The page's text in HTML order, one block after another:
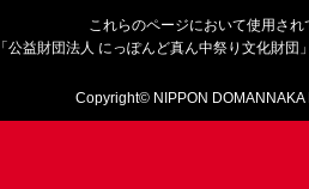
これらのページにおいて使用さ
「公益財団法人 にっぽんど真ん中祭り文化財
Copyright© NIPPON DOMANNAKA